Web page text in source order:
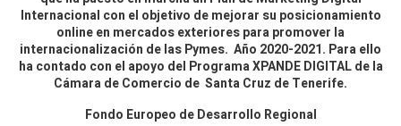
Internacional con el objetivo de mejorar su posicionamiento
online en mercados exteriores para promover la
internacionalización de las Pymes. Año 2020-2021. Para ello
ha contado con el apoyo del Programa XPANDE DIGITAL de la
Cámara de Comercio de Santa Cruz de Tenerife.
Fondo Europeo de Desarrollo Regional